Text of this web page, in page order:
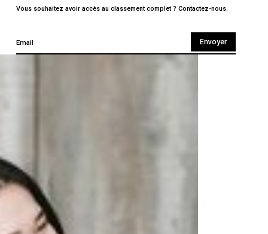
Vous souhaitez avoir accès au classement complet ? Contactez-nous.